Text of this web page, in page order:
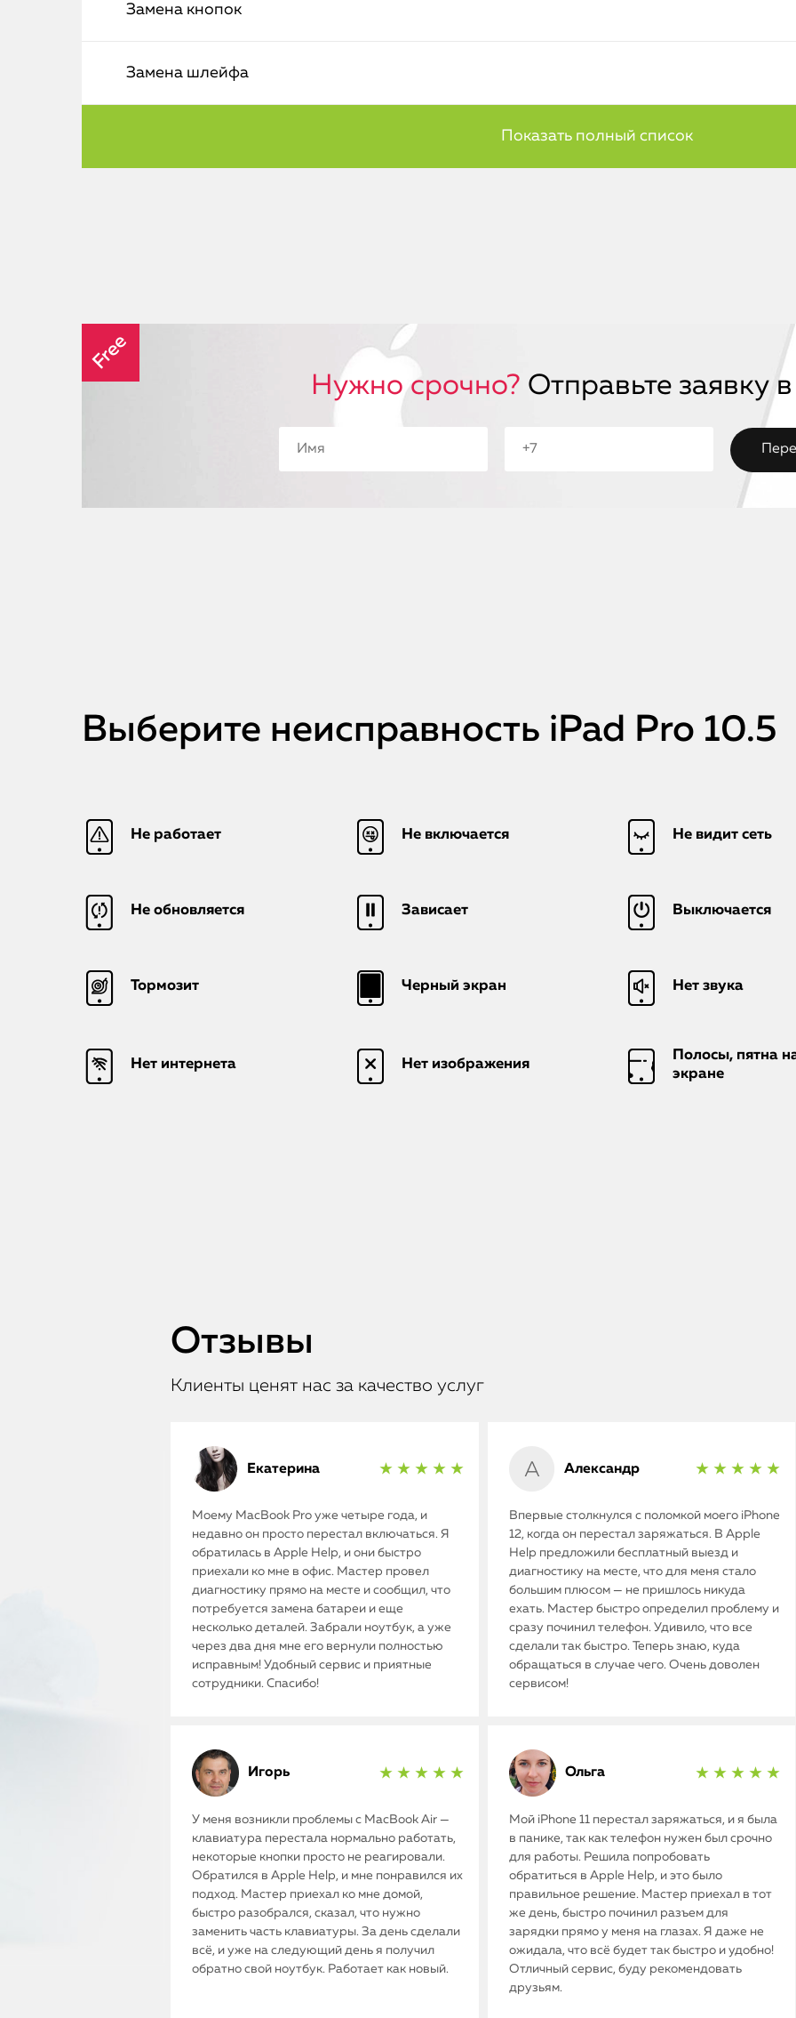
Замена кнопок
Замена шлейфа
Free
Нужно срочно? Отправьте заявку
Выберите неисправность iPad Pro 10.5
Не работает Не включается Не видит сеть
Не обновляется Зависает Выключается
Тормозит Черный экран Нет звука
Нет интернета Нет изображения
Полосы, пятна
экране
Отзывы
Клиенты ценят нас за качество услуг
Екатерина ★ ★ ★ ★ ★
Моему MacBook Pro уже четыре года, и
недавно он просто перестал включаться. Я
обратилась в Apple Help, и они быстро
приехали ко мне в офис. Мастер провел
диагностику прямо на месте и сообщил, что
потребуется замена батареи и еще
несколько деталей. Забрали ноутбук, а уже
через два дня мне его вернули полностью
исправным! Удобный сервис и приятные
сотрудники. Спасибо!
Александр ★ ★ ★ ★ ★
Впервые столкнулся с поломкой моего iPhone
12, когда он перестал заряжаться. В Apple
Help предложили бесплатный выезд и
диагностику на месте, что для меня стало
большим плюсом — не пришлось никуда
ехать. Мастер быстро определил проблему и
сразу починил телефон. Удивило, что все
сделали так быстро. Теперь знаю, куда
обращаться в случае чего. Очень доволен
сервисом!
Игорь ★ ★ ★ ★ ★
У меня возникли проблемы с MacBook Air —
клавиатура перестала нормально работать,
некоторые кнопки просто не реагировали.
Обратился в Apple Help, и мне понравился их
подход. Мастер приехал ко мне домой,
быстро разобрался, сказал, что нужно
заменить часть клавиатуры. За день сделали
всё, и уже на следующий день я получил
обратно свой ноутбук. Работает как новый.
Ольга ★ ★ ★ ★ ★
Мой iPhone 11 перестал заряжаться, и я была
в панике, так как телефон нужен был срочно
для работы. Решила попробовать
обратиться в Apple Help, и это было
правильное решение. Мастер приехал в тот
же день, быстро починил разъем для
зарядки прямо у меня на глазах. Я даже не
ожидала, что всё будет так быстро и удобно!
Отличный сервис, буду рекомендовать
друзьям.